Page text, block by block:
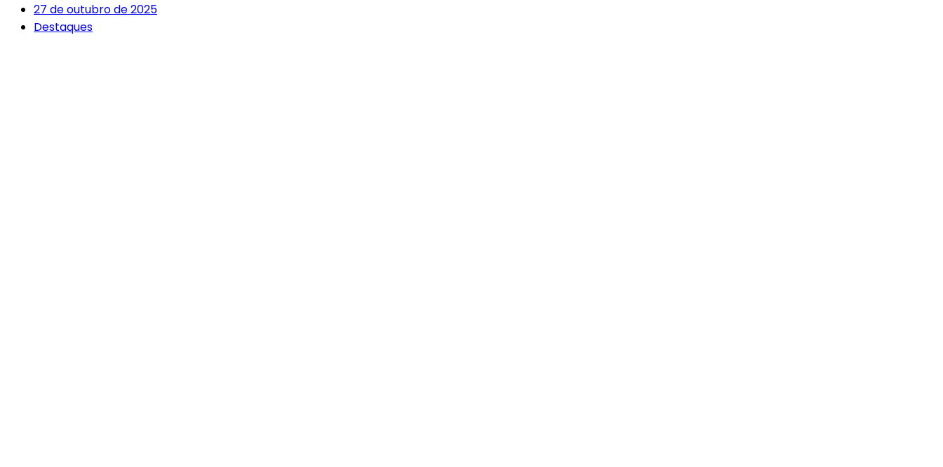
27 de outubro de 2025
Destaques